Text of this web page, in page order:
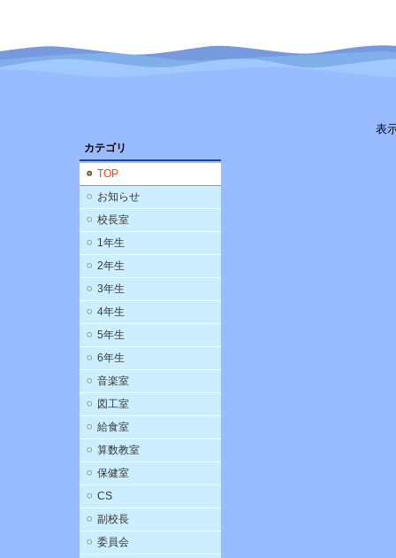
カテゴリ
TOP
お知らせ
校長室
1年生
2年生
3年生
4年生
5年生
6年生
音楽室
図工室
給食室
算数教室
保健室
CS
副校長
委員会
表